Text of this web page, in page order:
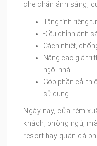
che chắn ánh sáng,
Tăng tính riêng
Điều chỉnh ánh
Cách nhiệt,
Nâng cao giá trị
ngôi nhà.
Góp phần cải
sử dụng.
Ngày nay, cửa rèm
khách, phòng ngủ,
resort hay quán cà